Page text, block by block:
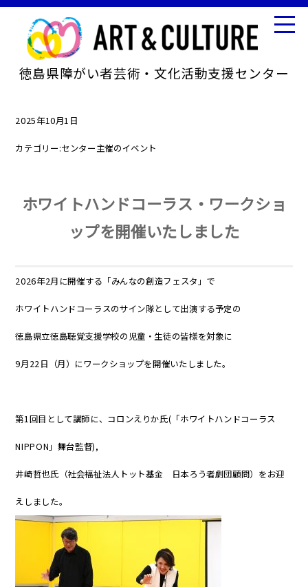
徳島県障がい者芸術・文化活動支援センター
2025年10月1日
カテゴリー:センター主催のイベント
ホワイトハンドコーラス・ワークショ
ップを開催いたしました
2026年2月に開催する「みんなの創造フェスタ」で
ホワイトハンドコーラスのサイン隊として出演する予定の
徳島県立徳島聴覚支援学校の児童・生徒の皆様を対象に
9月22日（月）にワークショップを開催いたしました。
第1回目として講師に、コロンえりか氏(「ホワイトハンドコーラス
NIPPON」舞台監督),
井崎哲也氏（社会福祉法人トット基金 日本ろう者劇団顧問）をお迎
えしました。